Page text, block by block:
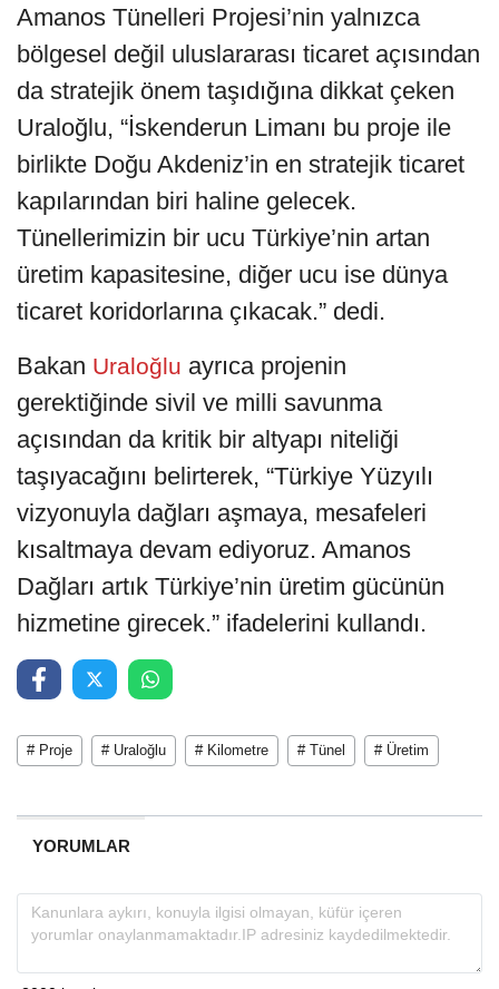
Amanos Tünelleri Projesi’nin yalnızca
bölgesel değil uluslararası ticaret açısından
da stratejik önem taşıdığına dikkat çeken
Uraloğlu, “İskenderun Limanı bu proje ile
birlikte Doğu Akdeniz’in en stratejik ticaret
kapılarından biri haline gelecek.
Tünellerimizin bir ucu Türkiye’nin artan
üretim kapasitesine, diğer ucu ise dünya
ticaret koridorlarına çıkacak.” dedi.
Bakan Uraloğlu ayrıca projenin
gerektiğinde sivil ve milli savunma
açısından da kritik bir altyapı niteliği
taşıyacağını belirterek, “Türkiye Yüzyılı
vizyonuyla dağları aşmaya, mesafeleri
kısaltmaya devam ediyoruz. Amanos
Dağları artık Türkiye’nin üretim gücünün
hizmetine girecek.” ifadelerini kullandı.
# Proje # Uraloğlu # Kilometre # Tünel # Üretim
YORUMLAR